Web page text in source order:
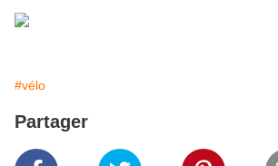
#vélo
Partager